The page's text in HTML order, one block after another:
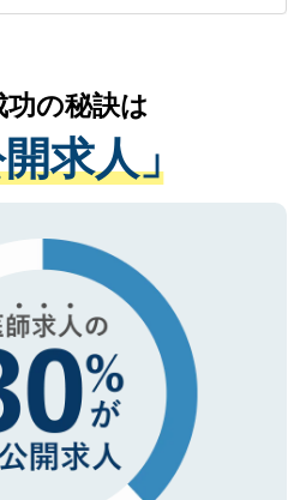
人データはご本人の許可
り扱いについての厳密な
た事業者のみに付与され
マークを取得済みです。
してもご安心ください。
の医療機関の状況や紹介
ら、適切なアドバイスを
す。すぐにご転職をされ
的なサポートが可能です
録ください。
功の秘訣は
求人」